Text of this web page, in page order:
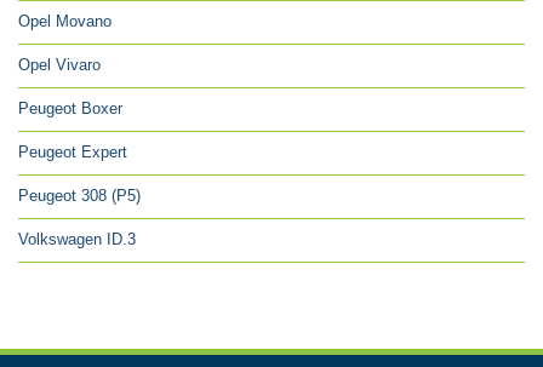
Opel Movano
Opel Vivaro
Peugeot Boxer
Peugeot Expert
Peugeot 308 (P5)
Volkswagen ID.3